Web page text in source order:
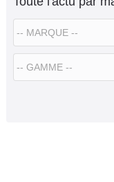
performances de
vues et un niveau de
Allemandes, pour